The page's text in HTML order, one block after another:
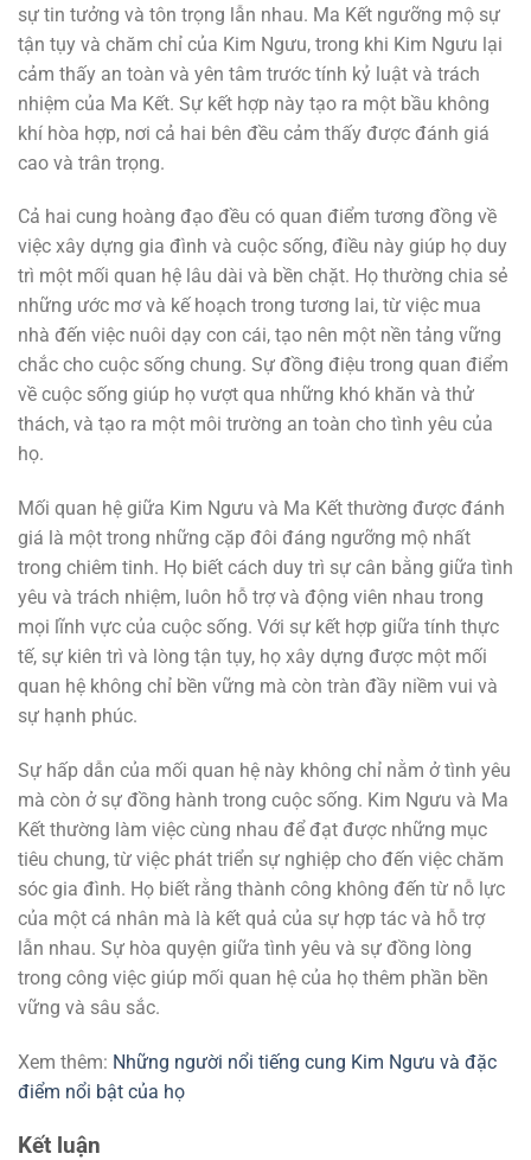
sự tin tưởng và tôn trọng lẫn nhau. Ma Kết ngưỡng mộ sự
tận tụy và chăm chỉ của Kim Ngưu, trong khi Kim Ngưu lại
cảm thấy an toàn và yên tâm trước tính kỷ luật và trách
nhiệm của Ma Kết. Sự kết hợp này tạo ra một bầu không
khí hòa hợp, nơi cả hai bên đều cảm thấy được đánh giá
cao và trân trọng.
Cả hai cung hoàng đạo đều có quan điểm tương đồng về
việc xây dựng gia đình và cuộc sống, điều này giúp họ duy
trì một mối quan hệ lâu dài và bền chặt. Họ thường chia sẻ
những ước mơ và kế hoạch trong tương lai, từ việc mua
nhà đến việc nuôi dạy con cái, tạo nên một nền tảng vững
chắc cho cuộc sống chung. Sự đồng điệu trong quan điểm
về cuộc sống giúp họ vượt qua những khó khăn và thử
thách, và tạo ra một môi trường an toàn cho tình yêu của
họ.
Mối quan hệ giữa Kim Ngưu và Ma Kết thường được đánh
giá là một trong những cặp đôi đáng ngưỡng mộ nhất
trong chiêm tinh. Họ biết cách duy trì sự cân bằng giữa tình
yêu và trách nhiệm, luôn hỗ trợ và động viên nhau trong
mọi lĩnh vực của cuộc sống. Với sự kết hợp giữa tính thực
tế, sự kiên trì và lòng tận tụy, họ xây dựng được một mối
quan hệ không chỉ bền vững mà còn tràn đầy niềm vui và
sự hạnh phúc.
Sự hấp dẫn của mối quan hệ này không chỉ nằm ở tình yêu
mà còn ở sự đồng hành trong cuộc sống. Kim Ngưu và Ma
Kết thường làm việc cùng nhau để đạt được những mục
tiêu chung, từ việc phát triển sự nghiệp cho đến việc chăm
sóc gia đình. Họ biết rằng thành công không đến từ nỗ lực
của một cá nhân mà là kết quả của sự hợp tác và hỗ trợ
lẫn nhau. Sự hòa quyện giữa tình yêu và sự đồng lòng
trong công việc giúp mối quan hệ của họ thêm phần bền
vững và sâu sắc.
Xem thêm: Những người nổi tiếng cung Kim Ngưu và đặc
điểm nổi bật của họ
Kết luận